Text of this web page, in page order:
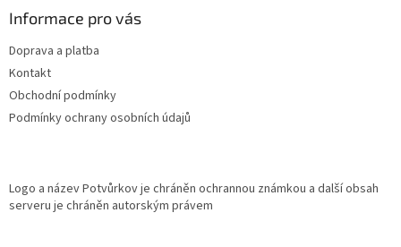
Informace pro vás
Doprava a platba
Kontakt
Obchodní podmínky
Podmínky ochrany osobních údajů
Logo a název Potvůrkov je chráněn ochrannou známkou a další obsah
serveru je chráněn autorským právem